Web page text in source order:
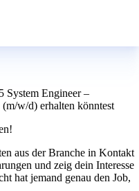
System Engineer –
w/d) erhalten könntest
aus der Branche in Kontakt
und zeig dein Interesse
hat jemand genau den Job,